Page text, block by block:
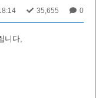
35,655 0
니다,